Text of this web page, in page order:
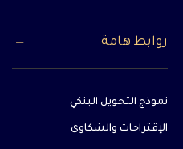
روابط هامة
نموذج التحويل البنكي
الإقتراحات والشكاوى